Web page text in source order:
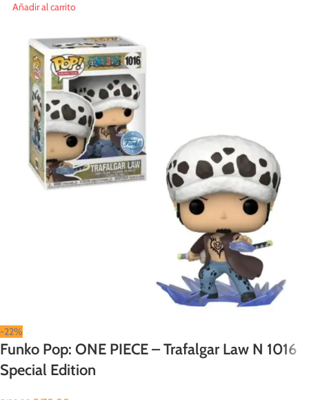
Añadir al carrito
-22%
Funko Pop: ONE PIECE – Trafalgar Law N 1016
Special Edition